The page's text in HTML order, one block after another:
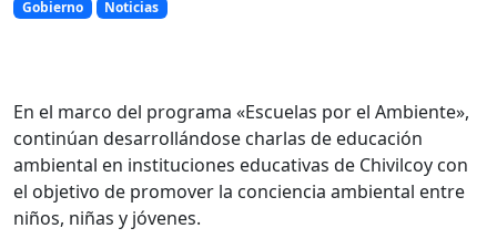
Gobierno Noticias
En el marco del programa «Escuelas por el Ambiente»,
continúan desarrollándose charlas de educación
ambiental en instituciones educativas de Chivilcoy con
el objetivo de promover la conciencia ambiental entre
niños, niñas y jóvenes.